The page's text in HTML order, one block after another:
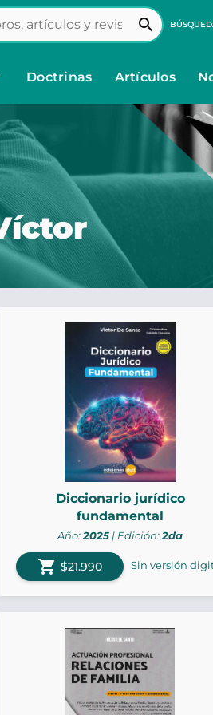
search
Doctrinas Artículos
Diccionario jurídico
fundamental
Año:2025 | Edición:2da
shopping_cart $21.990 Sin versión